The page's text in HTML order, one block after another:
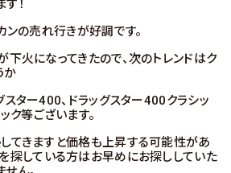
！
ンの売れ行きが好調です。
下火になってきたので、次のトレンドはク
か
スター400、ドラッグスター400クラシッ
ク等ございます。
てきますと価格も上昇する可能性があ
を探している方はお早めにお探ししていた